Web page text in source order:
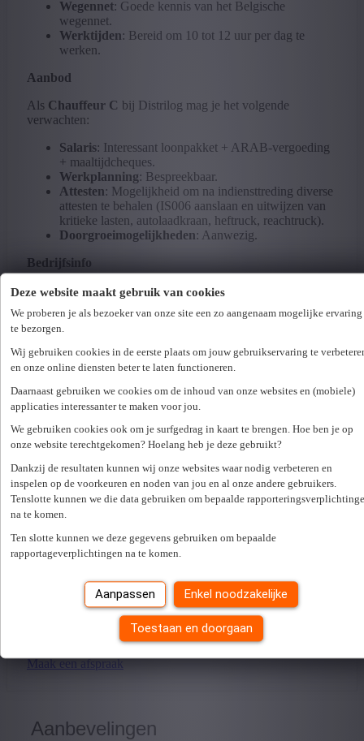
Deze website maakt gebruik van cookies
We proberen je als bezoeker van onze site een zo aangenaam mogelijke ervaring
te bezorgen.
Wij gebruiken cookies in de eerste plaats om jouw gebruikservaring te
en onze online diensten beter te laten functioneren.
Daarnaast gebruiken we cookies om de inhoud van onze websites en (mobiele)
applicaties interessanter te maken voor jou.
We gebruiken cookies ook om je surfgedrag in kaart te brengen. Hoe ben je op
onze website terechtgekomen? Hoelang heb je deze gebruikt?
Dankzij de resultaten kunnen wij onze websites waar nodig verbeteren en
inspelen op de voorkeuren en noden van jou en al onze andere gebruikers.
Tenslotte kunnen we die data gebruiken om bepaalde
na te komen.
Ten slotte kunnen we deze gegevens gebruiken om bepaalde
rapportageverplichtingen na te komen.
Aanpassen Enkel noodzakelijke
Toestaan en doorgaan
Wegennet: Goede kennis van het Belgische
wegennet.
Werktijden: Bereid om 10 tot 12 uur per dag te
werken.
Aanbod
Als Chauffeur C bij Distrilog mag je het volgende
verwachten:
Salaris: Interessant loonpakket + ARAB-vergoeding
+ maaltijdcheques.
Werkplanning: Bespreekbaar.
Attesten: Mogelijkheid om na indiensttreding diverse
attesten te behalen (IS006 aanslaan en uitwijzen van
kritieke lasten, autolaadkraan, heftruck, reachtruck).
Doorgroeimogelijkheden: Aanwezig.
Bedrijfsinfo
Bij Distrilog Groupword je lid van een grote familie die je
Het is een vooruitstrevend bedrijf met de focus op
klantgerichtheid en dienstverlening. Het behoort tot dé groep
van marktleiders van nationaal transport en logistiek. Je
komt terecht in een dynamische en mensgerichte organisatie
Heb je interesse in deze vacature?
Solliciteer nu en we nemen spoedig contact met je op.
Solliciteer nu
Bewaar
Vragen?
Heb je een vraag naar aanleiding van deze vacature? Aarzel
niet en neem contact met ons op.
Start People Inhouse Distrilog
+32 (0)52 31 58 95
colfridis@startpeople.be
Maak een afspraak
Aanbevelingen